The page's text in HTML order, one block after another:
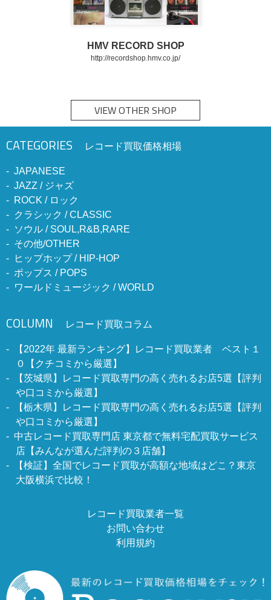
HMV RECORD SHOP
http://recordshop.hmv.co.jp/
VIEW OTHER SHOP
CATEGORIES レコード買取価格相場
JAPANESE
JAZZ / ジャズ
ROCK / ロック
クラシック / CLASSIC
ソウル / SOUL,R&B,RARE
その他/OTHER
ヒップホップ / HIP-HOP
ポップス / POPS
ワールドミュージック / WORLD
COLUMN レコード買取コラム
【2022年 最新ランキング】レコード買取業者 ベスト１
０【クチコミから厳選】
【茨城県】レコード買取専門の高く売れるお店5選【評判
や口コミから厳選】
【栃木県】レコード買取専門の高く売れるお店5選【評判
や口コミから厳選】
中古レコード買取専門店 東京都で無料宅配買取サービス
店【みんなが選んだ評判の３店舗】
【検証】全国でレコード買取が高額な地域はどこ？東京
大阪横浜で比較！
レコード買取業者一覧
お問い合わせ
利用規約